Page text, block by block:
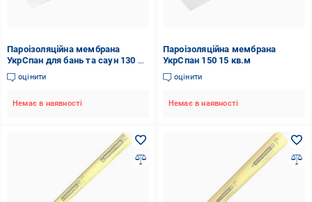
Пароізоляційна мембрана
УкрСпан для бань та саун 130 15
кв.м
оцінити
Немає в наявності
Пароізоляційна мембрана
УкрСпан 150 15 кв.м
оцінити
Немає в наявності